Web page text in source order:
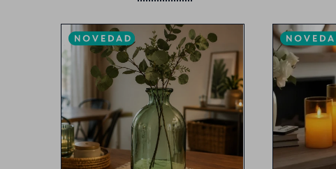
16cm x8 cm